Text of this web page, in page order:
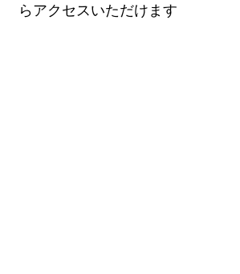
らアクセスいただけます